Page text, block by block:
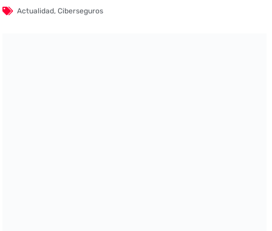
Actualidad,Ciberseguros